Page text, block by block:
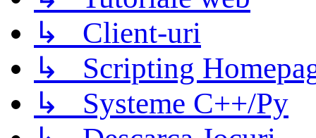
↳ Client-uri
↳ Scripting
↳ Systeme C++/Py